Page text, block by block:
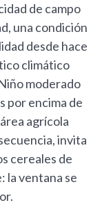
de campo
una condición
desde hace
climático
moderado
por encima de
agrícola
invita
cereales de
la ventana se